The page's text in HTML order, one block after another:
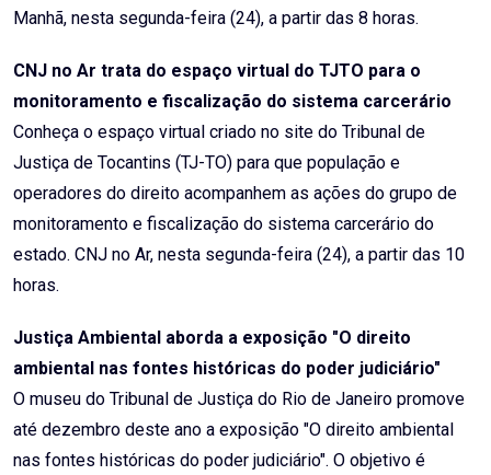
Manhã, nesta segunda-feira (24), a partir das 8 horas.
CNJ no Ar trata do espaço virtual do TJTO para o
monitoramento e fiscalização do sistema carcerário
Conheça o espaço virtual criado no site do Tribunal de
Justiça de Tocantins (TJ-TO) para que população e
operadores do direito acompanhem as ações do grupo de
monitoramento e fiscalização do sistema carcerário do
estado. CNJ no Ar, nesta segunda-feira (24), a partir das 10
horas.
Justiça Ambiental aborda a exposição "O direito
ambiental nas fontes históricas do poder judiciário"
O museu do Tribunal de Justiça do Rio de Janeiro promove
até dezembro deste ano a exposição "O direito ambiental
nas fontes históricas do poder judiciário". O objetivo é